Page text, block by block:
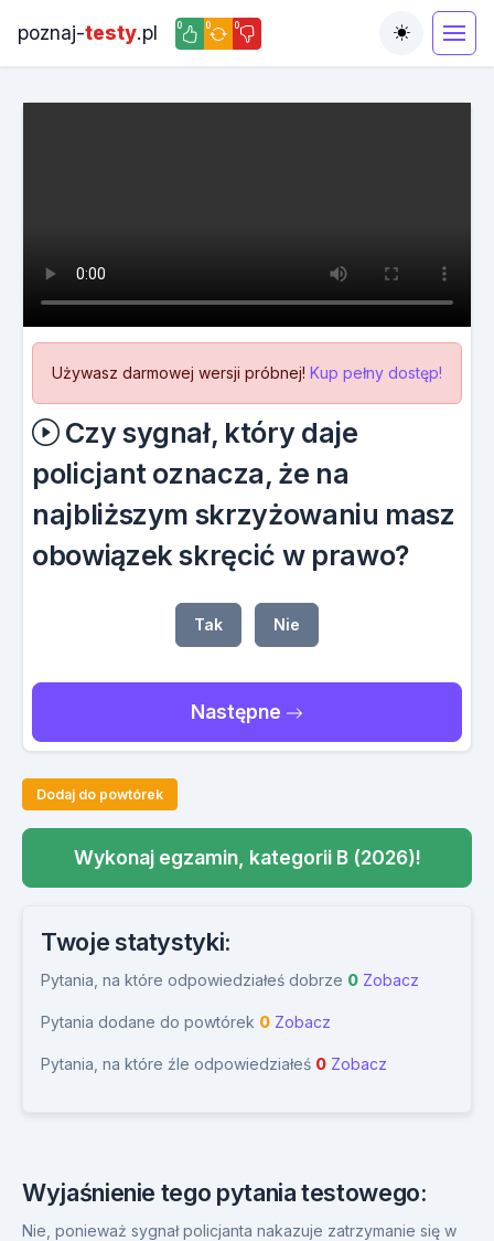
poznaj-testy.pl 0 0 0
Toggle
Używasz darmowej wersji próbnej! Kup pełny dostęp!
Czy sygnał, który daje
policjant oznacza, że na
najbliższym skrzyżowaniu masz
obowiązek skręcić w prawo?
Tak Nie
Następne
Dodaj do powtórek
Wykonaj egzamin, kategorii B (2026)!
Twoje statystyki:
Pytania, na które odpowiedziałeś dobrze 0 Zobacz
Pytania dodane do powtórek 0 Zobacz
Pytania, na które źle odpowiedziałeś 0 Zobacz
Wyjaśnienie tego pytania testowego:
Nie, ponieważ sygnał policjanta nakazuje zatrzymanie się w